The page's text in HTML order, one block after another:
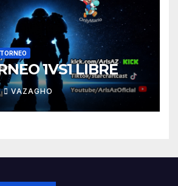
TORNEO
1VS1 LIBRE
VAZAGHO